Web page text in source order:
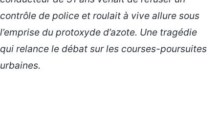
contrôle de police et roulait à vive allure sous
l’emprise du protoxyde d’azote. Une tragédie
qui relance le débat sur les courses-poursuites
urbaines.